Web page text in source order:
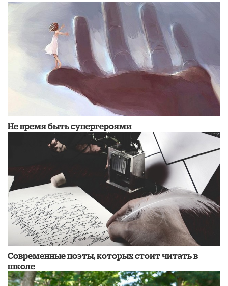
Не время быть супергероями
Современные поэты, которых стоит читать в
школе